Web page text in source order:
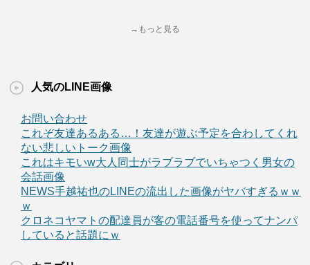
→もっと見る
人気のLINE画像
お問い合わせ
これぞ友達あるある…！友達が遊ぶ予定を合わしてくれ
ない悲しいトーク画像
これはキモいw大人同士がラブラブでいちゃつく男女の
会話画像
NEWS手越祐也のLINEの流出した画像がヤバすぎるｗｗ
ｗ
クロネコヤマトの配達員が客の電話番号を使ってナンパ
していると話題にｗ